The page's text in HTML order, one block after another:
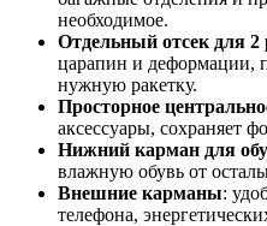
необходимое.
Отдельный отсек для 2
царапин и деформации,
нужную ракетку.
Просторное
аксессуары, сохраняет
Нижний карман для
влажную обувь от
Внешние карманы:
телефона,